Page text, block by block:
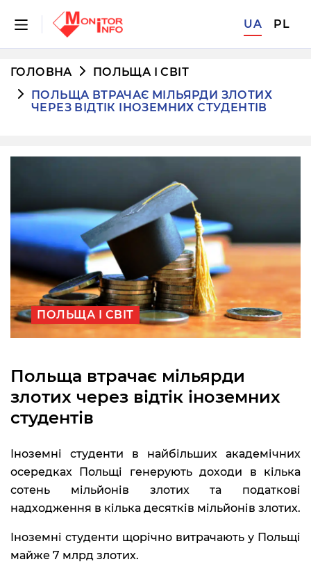
UA PL
ГОЛОВНА
ПОЛЬЩА І СВІТ
ПОЛЬЩА ВТРАЧАЄ МІЛЬЯРДИ ЗЛОТИХ
ЧЕРЕЗ ВІДТІК ІНОЗЕМНИХ СТУДЕНТІВ
ПОЛЬЩА І СВІТ
Польща втрачає мільярди
злотих через відтік іноземних
студентів
Іноземні студенти в найбільших академічних
осередках Польщі генерують доходи в кілька
сотень мільйонів злотих та податкові
надходження в кілька десятків мільйонів злотих.
Іноземні студенти щорічно витрачають у Польщі
майже 7 млрд злотих.